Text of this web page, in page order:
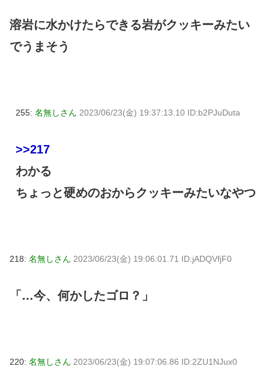
溶岩に水かけたらできる岩がクッキーみたい
でうまそう
255: 名無しさん 2023/06/23(金) 19:37:13.10 ID:b2PJuDuta
>>217
わかる
ちょっと硬めのおからクッキーみたいなやつ
218: 名無しさん 2023/06/23(金) 19:06:01.71 ID:jADQVfjF0
「…今、何かしたゴロ？」
220: 名無しさん 2023/06/23(金) 19:07:06.86 ID:2ZU1NJux0